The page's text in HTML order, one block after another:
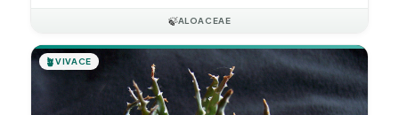
🍃ALOACEAE
🪴VIVACE